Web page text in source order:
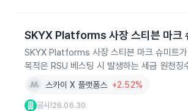
SKYX Platforms 사장 스티븐 마크
SKYX Platforms 사장 스티븐 마크 슈미트
목적은 RSU 베스팅 시 발생하는 세금 원천
스카이 X 플랫폼스 +2.52%
공시 26.06.30